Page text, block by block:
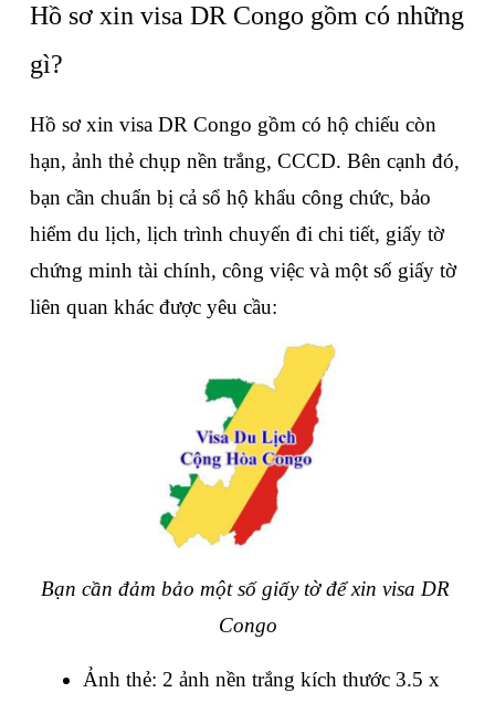
Hồ sơ xin visa DR Congo gồm có những
gì?
Hồ sơ xin visa DR Congo gồm có hộ chiếu còn
hạn, ảnh thẻ chụp nền trắng, CCCD. Bên cạnh đó,
bạn cần chuẩn bị cả sổ hộ khẩu công chức, bảo
hiểm du lịch, lịch trình chuyến đi chi tiết, giấy tờ
chứng minh tài chính, công việc và một số giấy tờ
liên quan khác được yêu cầu:
Bạn cần đảm bảo một số giấy tờ để xin visa DR
Congo
Ảnh thẻ: 2 ảnh nền trắng kích thước 3.5 x